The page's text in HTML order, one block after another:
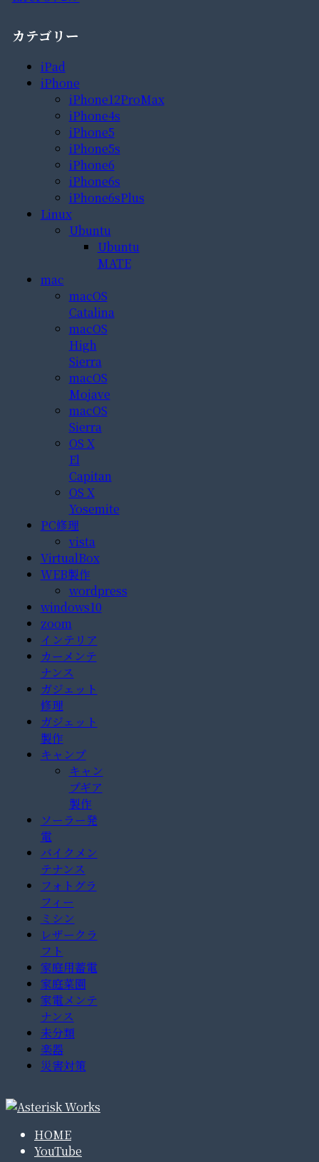
カテゴリー
iPad
iPhone
iPhone12ProMax
iPhone4s
iPhone5
iPhone5s
iPhone6
iPhone6s
iPhone6sPlus
Linux
Ubuntu
Ubuntu
MATE
mac
macOS
Catalina
macOS
High
Sierra
macOS
Mojave
macOS
Sierra
OS X
El
Capitan
OS X
Yosemite
PC修理
vista
VirtualBox
WEB製作
wordpress
windows10
zoom
インテリア
カーメンテ
ナンス
ガジェット
修理
ガジェット
製作
キャンプ
キャン
プギア
製作
ソーラー発
電
バイクメン
テナンス
フォトグラ
フィー
ミシン
レザークラ
フト
家庭用蓄電
家庭菜園
家電メンテ
ナンス
未分類
楽器
災害対策
HOME
YouTube